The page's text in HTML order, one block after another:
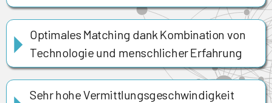
Optimales Matching dank Kombination von
Technologie und menschlicher Erfahrung
Sehr hohe Vermittlungsgeschwindigkeit